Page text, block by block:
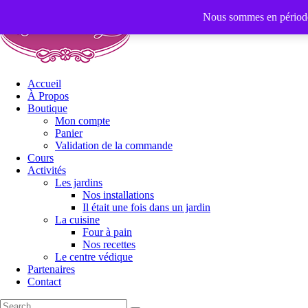
Accueil
À Propos
Boutique
Mon compte
Panier
Validation de la commande
Cours
Activités
Les jardins
Nos installations
Il était une fois dans un jardin
La cuisine
Four à pain
Nos recettes
Le centre védique
Partenaires
Contact
Nous sommes en